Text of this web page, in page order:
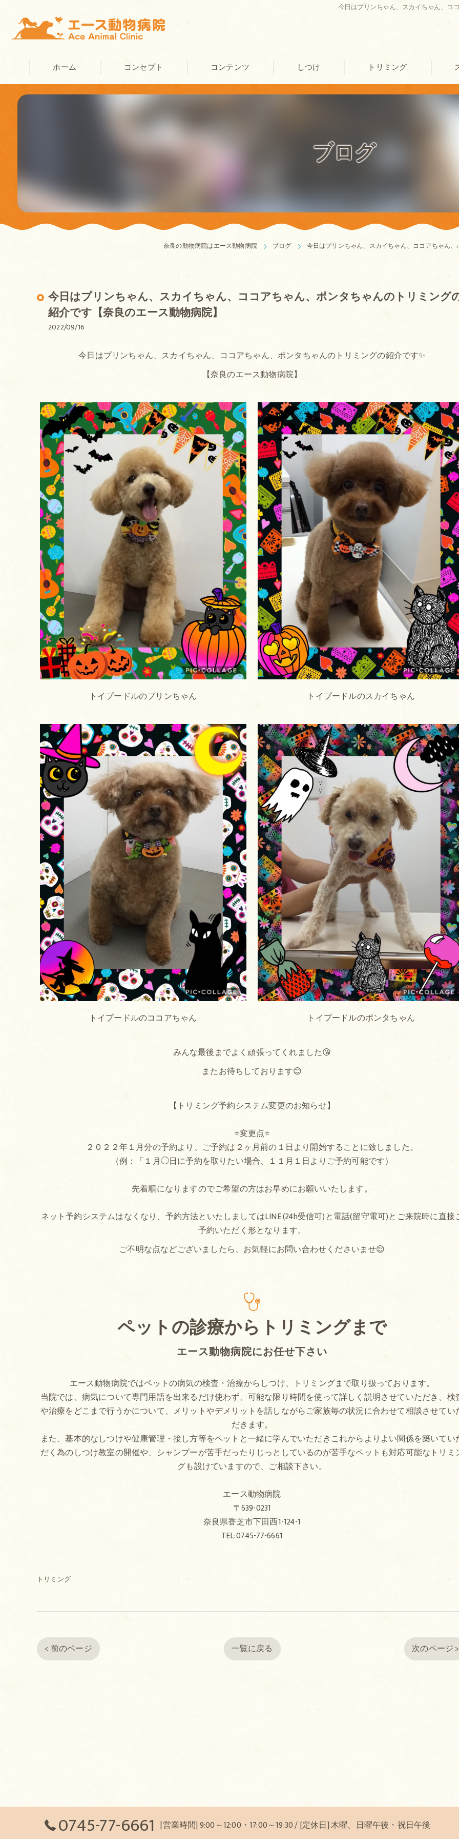
今日はプリンちゃん、スカイちゃん、コ
ホーム コンセプト
奈良の動物病院･エース動物病院の口コミ情報
奈良の動物病院･エース動物病院の評判
奈良の動物病院･エース動物病院のお客様の声
コンテンツ しつけ トリミング
ブログ
奈良の動物病院はエース動物病院 ブログ 今日はプリンちゃん、スカイちゃん、ココアちゃん
今日はプリンちゃん、スカイちゃん、ココアちゃん、ポンタちゃんのトリミング
紹介です【奈良のエース動物病院】
2022/09/16
今日はプリンちゃん、スカイちゃん、ココアちゃん、ポンタちゃんのトリミングの紹介です✨
【奈良のエース動物病院】
トイプードルのプリンちゃん トイプードルのスカイちゃん
トイプードルのココアちゃん トイプードルのポンタちゃん
みんな最後までよく頑張ってくれました😘
またお待ちしております😊
【トリミング予約システム変更のお知らせ】
⭐変更点⭐
２０２２年１月分の予約より、ご予約は２ヶ月前の１日より開始することに致しました。
（例：「１月◯日に予約を取りたい場合、１１月１日よりご予約可能です）
先着順になりますのでご希望の方はお早めにお願いいたします。
ネット予約システムはなくなり、予約方法といたしましてはLINE (24h受信可)と電話(留守電可)とご来院時に直接
予約いただく形となります。
ご不明な点などございましたら、お気軽にお問い合わせくださいませ😌
エース動物病院にお任せ下さい
ペットの診療からトリミングまで
エース動物病院ではペットの病気の検査・治療からしつけ、トリミングまで取り扱っております。
当院では、病気について専門用語を出来るだけ使わず、可能な限り時間を使って詳しく説明させていただき、検
や治療をどこまで行うかについて、メリットやデメリットを話しながらご家族毎の状況に合わせて相談させてい
だきます。
また、基本的なしつけや健康管理・接し方等をペットと一緒に学んでいただきこれからよりよい関係を築いてい
だく為のしつけ教室の開催や、シャンプーが苦手だったりじっとしているのが苦手なペットも対応可能なトリミ
グも設けていますので、ご相談下さい。
エース動物病院
〒639-0231
奈良県香芝市下田西1-124-1
TEL:0745-77-6661
トリミング
< 前のページ 一覧に戻る 次のページ >
0745-77-6661 [営業時間] 9:00～12:00・17:00～19:30 / [定休日] 木曜、日曜午後・祝日午後